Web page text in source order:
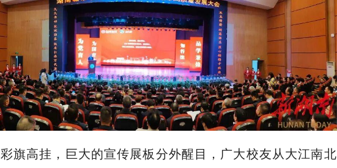
旗高挂，巨大的宣传展板分外醒目，广大校友从大江南北